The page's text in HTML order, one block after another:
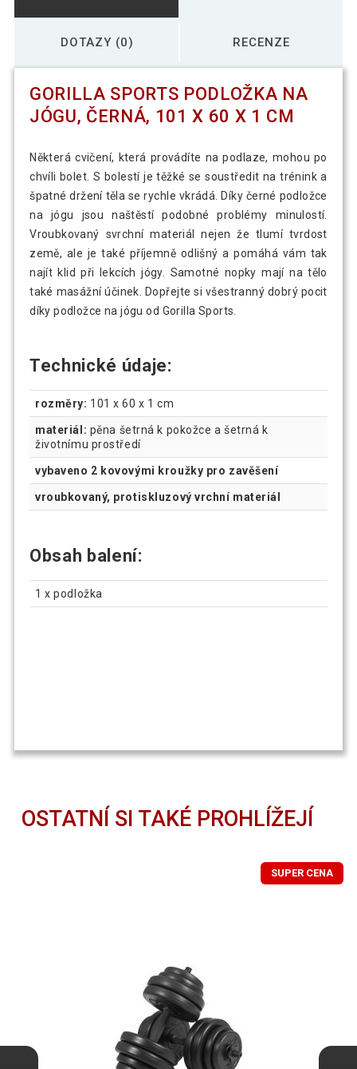
DOTAZY (0) RECENZE
GORILLA SPORTS PODLOŽKA NA
JÓGU, ČERNÁ, 101 X 60 X 1 CM
Některá cvičení, která provádíte na podlaze, mohou po
chvíli bolet. S bolestí je těžké se soustředit na trénink a
špatné držení těla se rychle vkrádá. Díky černé podložce
na jógu jsou naštěstí podobné problémy minulostí.
Vroubkovaný svrchní materiál nejen že tlumí tvrdost
země, ale je také příjemně odlišný a pomáhá vám tak
najít klid při lekcích jógy. Samotné nopky mají na tělo
také masážní účinek. Dopřejte si všestranný dobrý pocit
díky podložce na jógu od Gorilla Sports.
Technické údaje:
rozměry: 101 x 60 x 1 cm
materiál: pěna šetrná k pokožce a šetrná k
životnímu prostředí
vybaveno 2 kovovými kroužky pro zavěšení
vroubkovaný, protiskluzový vrchní materiál
Obsah balení:
1 x podložka
OSTATNÍ SI TAKÉ PROHLÍŽEJÍ
SUPER CENA